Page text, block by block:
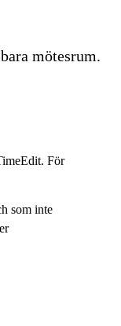
mötesrum.
För
som inte